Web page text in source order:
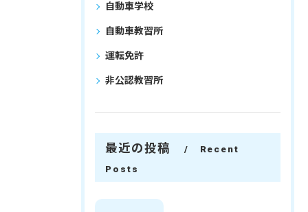
自動車学校
自動車教習所
運転免許
非公認教習所
最近の投稿
Recent
Posts